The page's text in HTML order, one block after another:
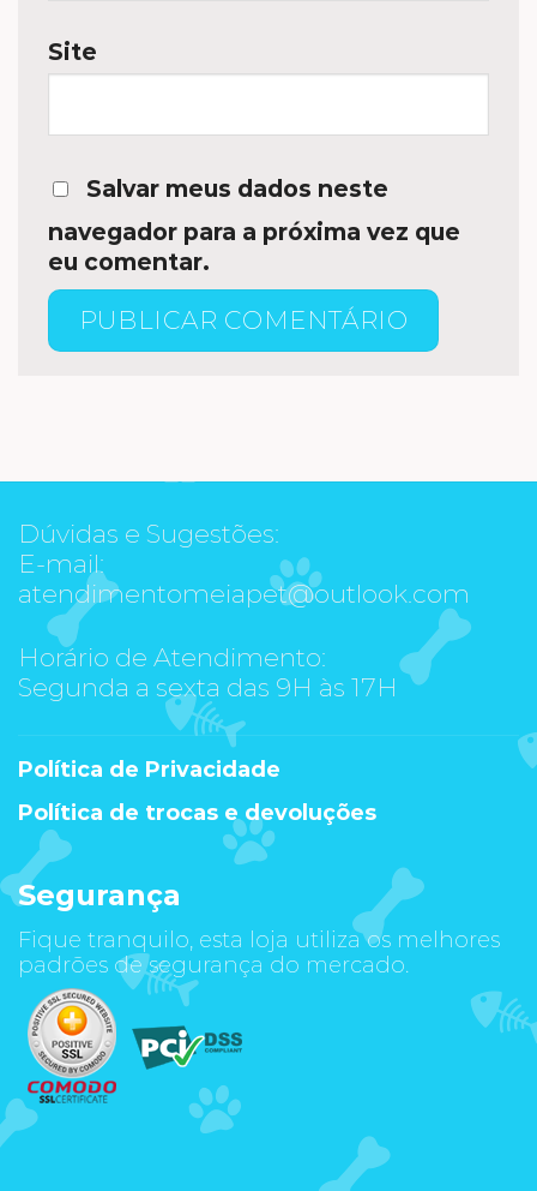
Site
Salvar meus dados neste
navegador para a próxima vez que
eu comentar.
Dúvidas e Sugestões:
E-mail:
atendimentomeiapet@outlook.com
Horário de Atendimento:
Segunda a sexta das 9H às 17H
Política de Privacidade
Política de trocas e devoluções
Segurança
Fique tranquilo, esta loja utiliza os melhores
padrões de segurança do mercado.